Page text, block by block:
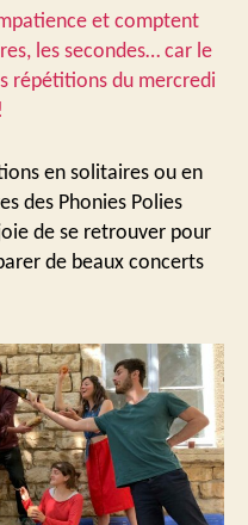
et comptent
les secondes… car le
répétitions du mercredi
en solitaires ou en
des Phonies Polies
de se retrouver pour
de beaux concerts